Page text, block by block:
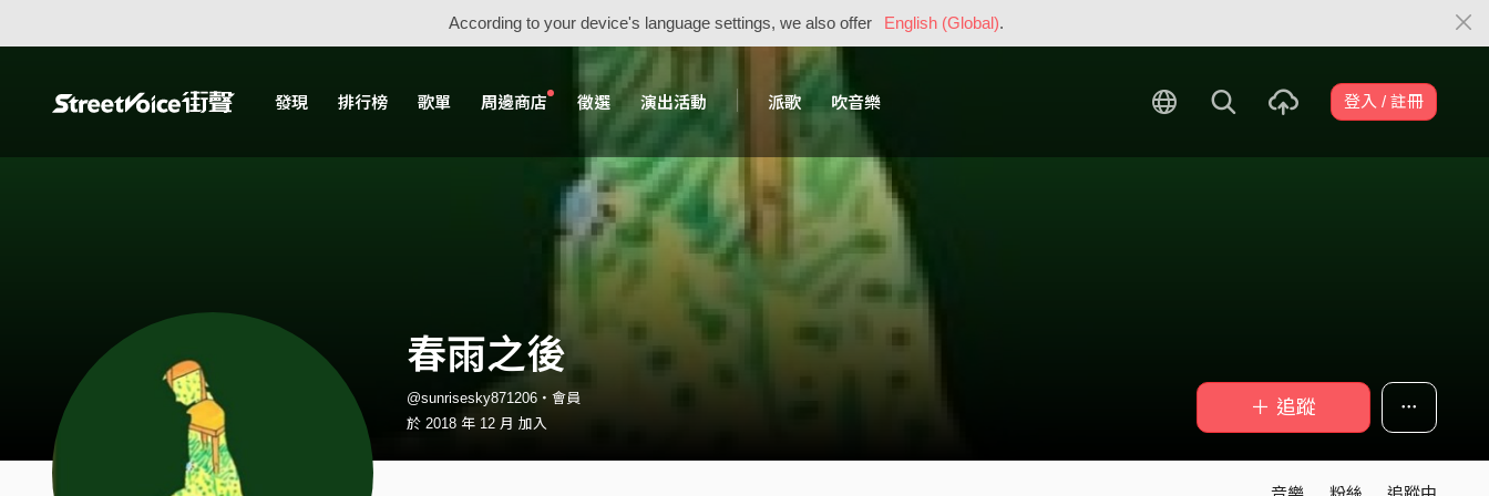
According to your device's language settings, we also offer English (Global).
發現 排行榜 歌單 周邊商店 徵選 演出活動 派歌 吹音樂 登入 / 註冊
春雨之後
@sunrisesky871206・會員
於 2018 年 12 月 加入
＋ 追蹤